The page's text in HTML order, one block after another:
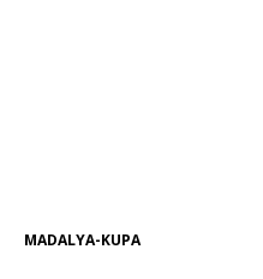
MADALYA-KUPA